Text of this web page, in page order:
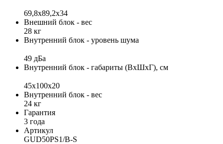
69,8x89,2x34
Внешний блок - вес
28 кг
Внутренний блок - уровень шума
49 дБа
Внутренний блок - габариты (ВхШхГ), см
45x100x20
Внутренний блок - вес
24 кг
Гарантия
3 года
Артикул
GUD50PS1/B-S